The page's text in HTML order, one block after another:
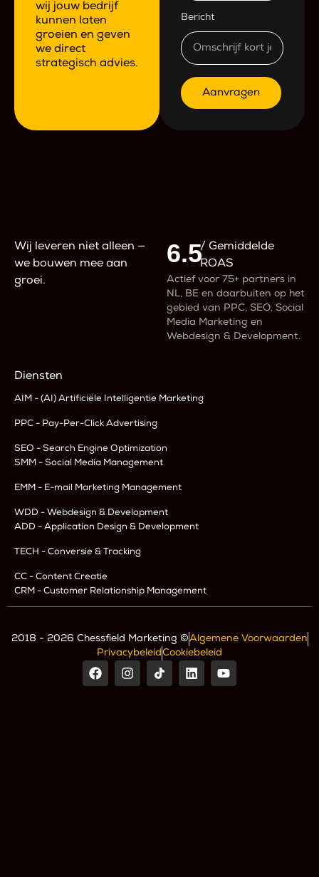
Bericht
Aanvragen
wij jouw bedrijf
kunnen laten
groeien en geven
we direct
strategisch advies.
Wij leveren niet alleen —
we bouwen mee aan
groei.
6.5/ Gemiddelde
ROAS
Actief voor 75+ partners in
NL, BE en daarbuiten op het
gebied van PPC, SEO, Social
Media Marketing en
Webdesign & Development.
Diensten
AIM - (AI) Artificiële Intelligentie Marketing
PPC - Pay-Per-Click Advertising
SEO - Search Engine Optimization
SMM - Social Media Management
EMM - E-mail Marketing Management
WDD - Webdesign & Development
ADD - Application Design & Development
TECH - Conversie & Tracking
CC - Content Creatie
CRM - Customer Relationship Management
2018 - 2026 Chessfield Marketing ©Algemene Voorwaarden
PrivacybeleidCookiebeleid